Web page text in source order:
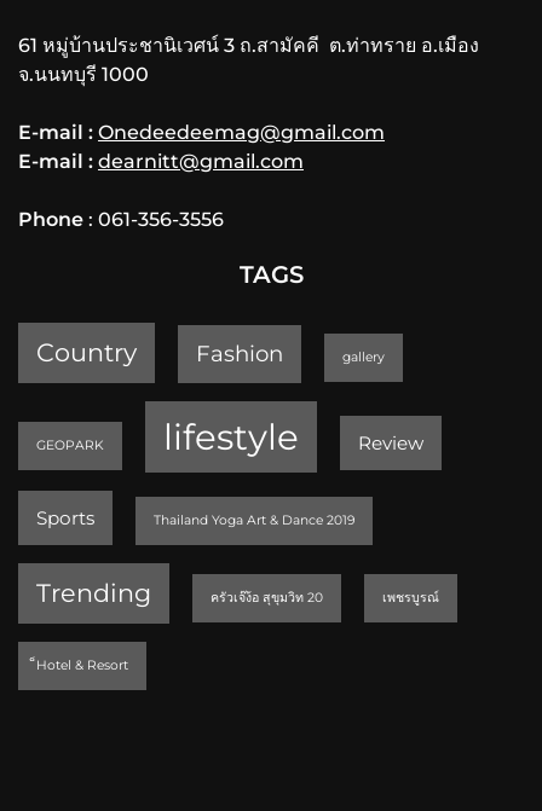
61 หมู่บ้านประชานิเวศน์ 3 ถ.สามัคคี ต.ท่าทราย อ.เมือง
จ.นนทบุรี 1000
E-mail : Onedeedeemag@gmail.com
E-mail : dearnitt@gmail.com
Phone : 061-356-3556
TAGS
Country Fashion gallery
GEOPARK lifestyle Review
Sports Thailand Yoga Art & Dance 2019
Trending ครัวเจ๊ง้อ สุขุมวิท 20 เพชรบูรณ์
็Hotel & Resort